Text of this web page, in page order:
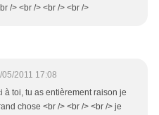
/> <br /> <br /> <br />
05/2011 17:08
à toi, tu as entièrement raison je
chose <br /> <br /> <br /> je